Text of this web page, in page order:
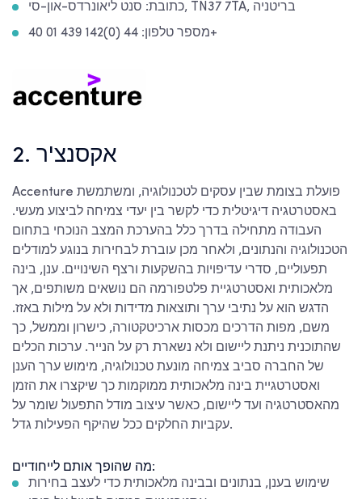
כתובת: סנט ליאונרדס-און-סי, TN37 7TA, בריטניה
מספר טלפון: 44 (0)142 439 01 40+
2. אקסנצ'ר
Accenture פועלת בצומת שבין עסקים לטכנולוגיה, ומשתמשת
באסטרטגיה דיגיטלית כדי לקשר בין יעדי צמיחה לביצוע מעשי.
העבודה מתחילה בדרך כלל בהערכת המצב הנוכחי בתחום
הטכנולוגיה והנתונים, ולאחר מכן עוברת לבחירות בנוגע למודלים
תפעוליים, סדרי עדיפויות בהשקעות ורצף השינויים. ענן, בינה
מלאכותית ואסטרטגיית פלטפורמה הם נושאים משותפים, אך
הדגש הוא על נתיבי ערך ותוצאות מדידות ולא על מילות באזז.
משם, מפות הדרכים מכסות ארכיטקטורה, כישרון וממשל, כך
שהתוכנית ניתנת ליישום ולא נשארת רק על הנייר. ערכות הכלים
של החברה סביב צמיחה מונעת טכנולוגיה, מימוש ערך הענן
ואסטרטגיית בינה מלאכותית ממוקמות כך שיקצרו את הזמן
מהאסטרטגיה ועד ליישום, כאשר עיצוב מודל התפעול שומר על
עקביות החלקים ככל שהיקף הפעילות גדל.
מה שהופך אותם לייחודיים:
שימוש בענן, בנתונים ובבינה מלאכותית כדי לעצב בחירות